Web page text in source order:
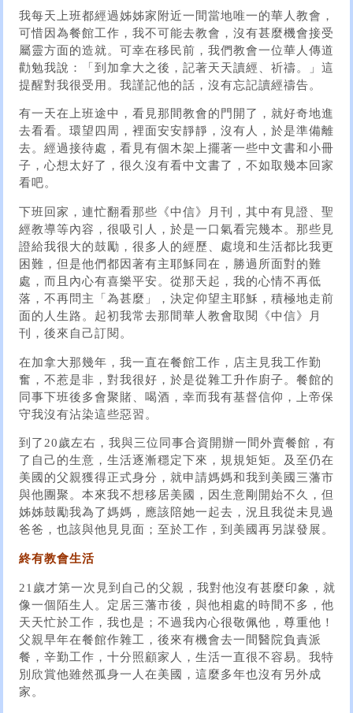
我每天上班都經過姊姊家附近一間當地唯一的華人教會，
可惜因為餐館工作，我不可能去教會，沒有甚麼機會接受
屬靈方面的造就。可幸在移民前，我們教會一位華人傳道
勸勉我說：「到加拿大之後，記著天天讀經、祈禱。」這
提醒對我很受用。我謹記他的話，沒有忘記讀經禱告。
有一天在上班途中，看見那間教會的門開了，就好奇地進
去看看。環望四周，裡面安安靜靜，沒有人，於是準備離
去。經過接待處，看見有個木架上擺著一些中文書和小冊
子，心想太好了，很久沒有看中文書了，不如取幾本回家
看吧。
下班回家，連忙翻看那些《中信》月刊，其中有見證、聖
經教導等內容，很吸引人，於是一口氣看完幾本。那些見
證給我很大的鼓勵，很多人的經歷、處境和生活都比我更
困難，但是他們都因著有主耶穌同在，勝過所面對的難
處，而且內心有喜樂平安。從那天起，我的心情不再低
落，不再問主「為甚麼」，決定仰望主耶穌，積極地走前
面的人生路。起初我常去那間華人教會取閱《中信》月
刊，後來自己訂閱。
在加拿大那幾年，我一直在餐館工作，店主見我工作勤
奮，不惹是非，對我很好，於是從雜工升作廚子。餐館的
同事下班後多會聚賭、喝酒，幸而我有基督信仰，上帝保
守我沒有沾染這些惡習。
到了20歲左右，我與三位同事合資開辦一間外賣餐館，有
了自己的生意，生活逐漸穩定下來，規規矩矩。及至仍在
美國的父親獲得正式身分，就申請媽媽和我到美國三藩市
與他團聚。本來我不想移居美國，因生意剛開始不久，但
姊姊鼓勵我為了媽媽，應該陪她一起去，況且我從未見過
爸爸，也該與他見見面；至於工作，到美國再另謀發展。
終有教會生活
21歲才第一次見到自己的父親，我對他沒有甚麼印象，就
像一個陌生人。定居三藩市後，與他相處的時間不多，他
天天忙於工作，我也是；不過我內心很敬佩他，尊重他！
父親早年在餐館作雜工，後來有機會去一間醫院負責派
餐，辛勤工作，十分照顧家人，生活一直很不容易。我特
別欣賞他雖然孤身一人在美國，這麼多年也沒有另外成
家。